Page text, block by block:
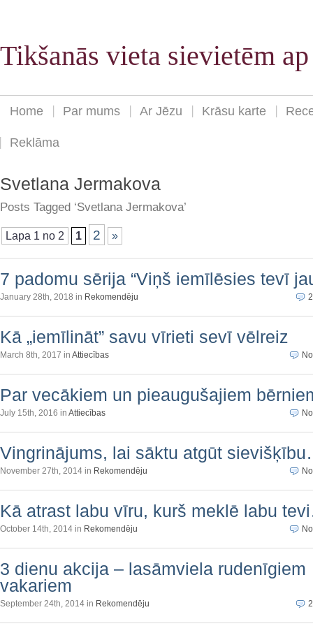
Tikšanās vieta sievietēm
Home Par mums Ar Jēzu Krāsu karte
Reklāma
Svetlana Jermakova
Posts Tagged ‘Svetlana Jermakova’
Lapa 1 no 2 1 2 »
7 padomu sērija “Viņš iemīlēsies tevī
January 28th, 2018 in Rekomendēju
Kā „iemīlināt” savu vīrieti sevī vēlreiz
March 8th, 2017 in Attiecības
Par vecākiem un pieaugušajiem
July 15th, 2016 in Attiecības
Vingrinājums, lai sāktu atgūt
November 27th, 2014 in Rekomendēju
Kā atrast labu vīru, kurš meklē labu
October 14th, 2014 in Rekomendēju
3 dienu akcija – lasāmviela rudenīgiem
vakariem
September 24th, 2014 in Rekomendēju